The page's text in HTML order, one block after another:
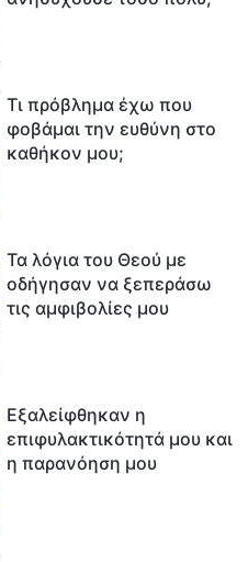
Τι πρόβλημα έχω που
φοβάμαι την ευθύνη στο
καθήκον μου;
Τα λόγια του Θεού με
οδήγησαν να ξεπεράσω
τις αμφιβολίες μου
Εξαλείφθηκαν η
επιφυλακτικότητά μου και
η παρανόηση μου